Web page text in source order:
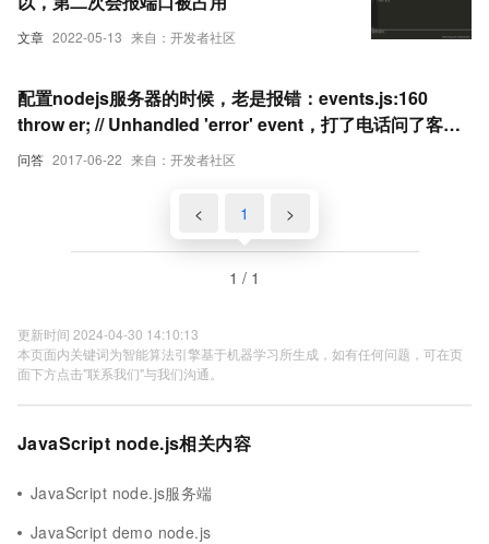
文章 2022-05-13 来自：开发者社区
问答 2017-06-22 来自：开发者社区
配置nodejs服务器的时候，老是报错：events.js:160
throw er; // Unhandled 'error' event，打了电话问了客服
说我的端口并没有被占用，安全组也设置了，很头疼
< 1 >
1 / 1
更新时间 2024-04-30 14:10:13
本页面内关键词为智能算法引擎基于机器学习所生成，如有任何问题，可在页
面下方点击"联系我们"与我们沟通。
JavaScript node.js相关内容
JavaScript node.js服务端
JavaScript demo node.js